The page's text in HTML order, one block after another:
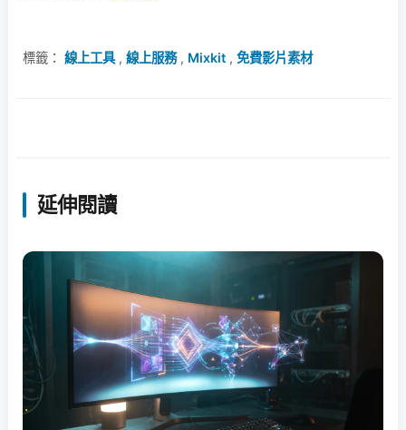
標籤： 線上工具, 線上服務, Mixkit , 免費影片素材
延伸閱讀